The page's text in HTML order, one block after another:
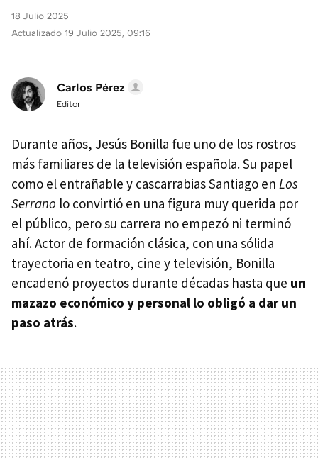
18 Julio 2025
Actualizado 19 Julio 2025, 09:16
Carlos Pérez
Editor
Durante años, Jesús Bonilla fue uno de los rostros
más familiares de la televisión española. Su papel
como el entrañable y cascarrabias Santiago en Los
Serrano lo convirtió en una figura muy querida por
el público, pero su carrera no empezó ni terminó
ahí. Actor de formación clásica, con una sólida
trayectoria en teatro, cine y televisión, Bonilla
encadenó proyectos durante décadas hasta que un
mazazo económico y personal lo obligó a dar un
paso atrás.